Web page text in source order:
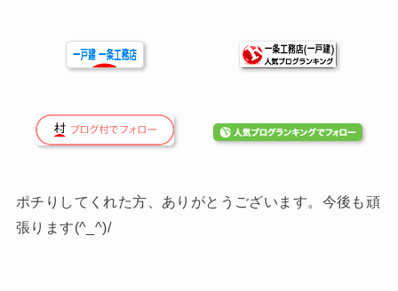
ポチりしてくれた方、ありがとうございます。今後も頑
張ります(^_^)/